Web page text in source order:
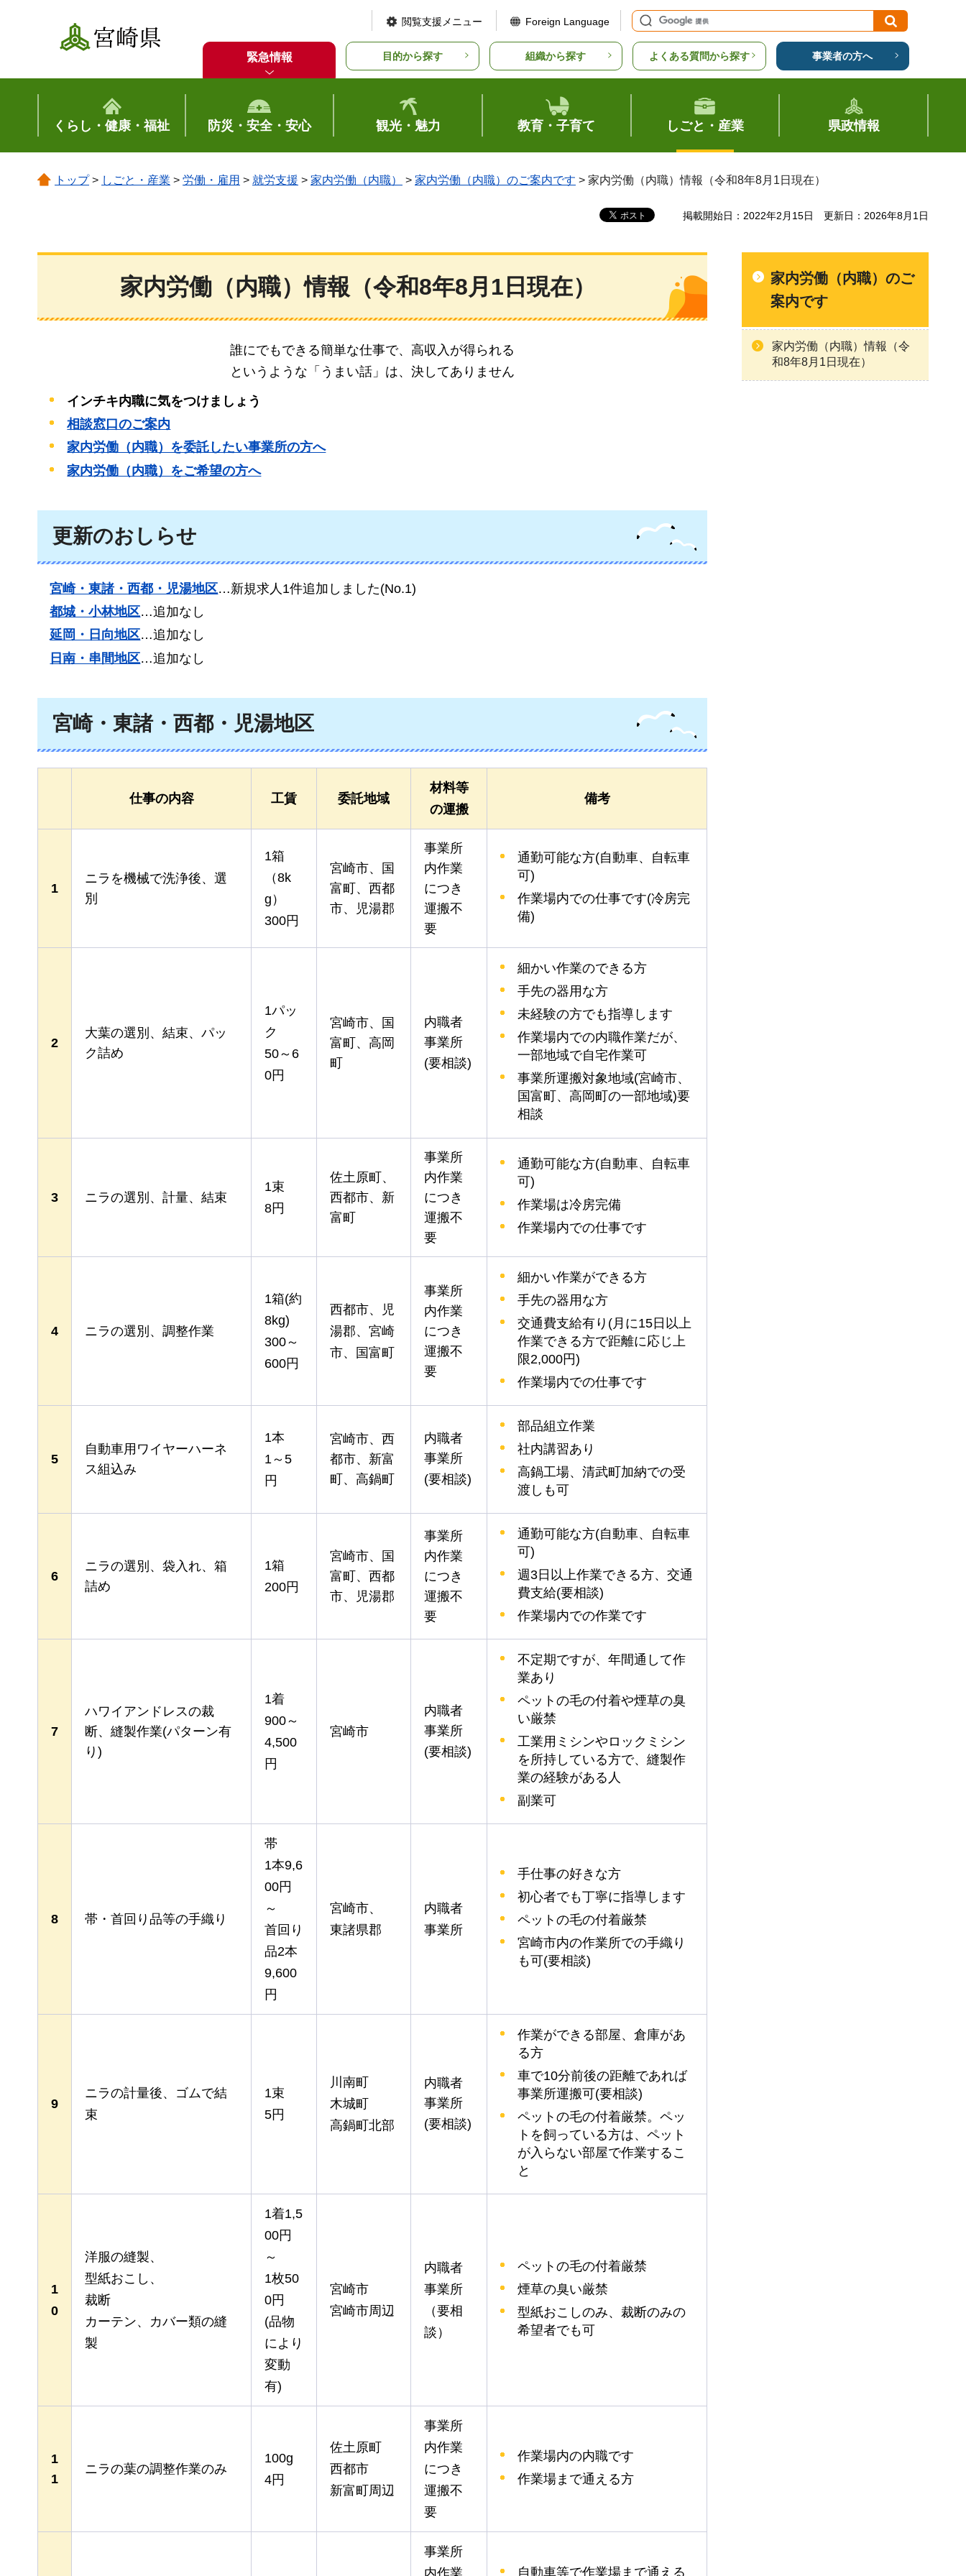
宮崎県
閲覧支援メニュー Foreign Language
緊急情報 目的から探す 組織から探す よくある質問から探す 事業者の方へ
くらし・健康・福祉 防災・安全・安心 観光・魅力 教育・子育て しごと・産業 県政情報
トップ> しごと・産業 > 労働・雇用 > 就労支援 > 家内労働（内職） > 家内労働（内職）のご案内です > 家内労働（内職）情報（令和8年8月1日現在）
掲載開始日：2022年2月15日 更新日：2026年8月1日
家内労働（内職）情報（令和8年8月1日現在）
誰にでもできる簡単な仕事で、高収入が得られる
というような「うまい話」は、決してありません
インチキ内職に気をつけましょう
相談窓口のご案内
家内労働（内職）を委託したい事業所の方へ
家内労働（内職）をご希望の方へ
更新のおしらせ
宮崎・東諸・西都・児湯地区…新規求人1件追加しました(No.1)
都城・小林地区…追加なし
延岡・日向地区…追加なし
日南・串間地区…追加なし
宮崎・東諸・西都・児湯地区
仕事の内容 工賃 委託地域
材料等
の運搬
備考
1
ニラを機械で洗浄後、選
別
1箱
（8k
g）
300円
宮崎市、国
富町、西都
市、児湯郡
事業所
内作業
につき
運搬不
要
通勤可能な方(自動車、自転車
可)
作業場内での仕事です(冷房完
備)
2
大葉の選別、結束、パッ
ク詰め
1パッ
ク
50～6
0円
宮崎市、国
富町、高岡
町
内職者
事業所
(要相談)
細かい作業のできる方
手先の器用な方
未経験の方でも指導します
作業場内での内職作業だが、
一部地域で自宅作業可
事業所運搬対象地域(宮崎市、
国富町、高岡町の一部地域)要
相談
3 ニラの選別、計量、結束
1束
8円
佐土原町、
西都市、新
富町
事業所
内作業
につき
運搬不
要
通勤可能な方(自動車、自転車
可)
作業場は冷房完備
作業場内での仕事です
4 ニラの選別、調整作業
1箱(約
8kg)
300～
600円
西都市、児
湯郡、宮崎
市、国富町
事業所
内作業
につき
運搬不
要
細かい作業ができる方
手先の器用な方
交通費支給有り(月に15日以上
作業できる方で距離に応じ上
限2,000円)
作業場内での仕事です
5
自動車用ワイヤーハーネ
ス組込み
1本
1～5
円
宮崎市、西
都市、新富
町、高鍋町
内職者
事業所
(要相談)
部品組立作業
社内講習あり
高鍋工場、清武町加納での受
渡しも可
6
ニラの選別、袋入れ、箱
詰め
1箱
200円
宮崎市、国
富町、西都
市、児湯郡
事業所
内作業
につき
運搬不
要
通勤可能な方(自動車、自転車
可)
週3日以上作業できる方、交通
費支給(要相談)
作業場内での作業です
7
ハワイアンドレスの裁
断、縫製作業(パターン有
り)
1着
900～
4,500
円
宮崎市
内職者
事業所
(要相談)
不定期ですが、年間通して作
業あり
ペットの毛の付着や煙草の臭
い厳禁
工業用ミシンやロックミシン
を所持している方で、縫製作
業の経験がある人
副業可
8 帯・首回り品等の手織り
帯
1本9,6
00円
～
首回り
品2本
9,600
円
宮崎市、
東諸県郡
内職者
事業所
手仕事の好きな方
初心者でも丁寧に指導します
ペットの毛の付着厳禁
宮崎市内の作業所での手織り
も可(要相談)
9
ニラの計量後、ゴムで結
束
1束
5円
川南町
木城町
高鍋町北部
内職者
事業所
(要相談)
作業ができる部屋、倉庫があ
る方
車で10分前後の距離であれば
事業所運搬可(要相談)
ペットの毛の付着厳禁。ペッ
トを飼っている方は、ペット
が入らない部屋で作業するこ
と
1
0
洋服の縫製、
型紙おこし、
裁断
カーテン、カバー類の縫
製
1着1,5
00円
～
1枚50
0円
(品物
により
変動
有)
宮崎市
宮崎市周辺
内職者
事業所
（要相
談）
ペットの毛の付着厳禁
煙草の臭い厳禁
型紙おこしのみ、裁断のみの
希望者でも可
1
1
ニラの葉の調整作業のみ
100g
4円
佐土原町
西都市
新富町周辺
事業所
内作業
につき
運搬不
要
作業場内の内職です
作業場まで通える方
事業所
内作業
自動車等で作業場まで通える
家内労働（内職）のご
案内です
家内労働（内職）情報（令
和8年8月1日現在）